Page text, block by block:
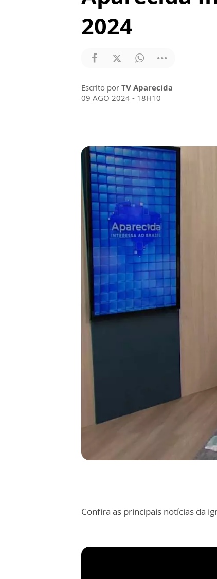
2024
Escrito por TV Aparecida
09 AGO 2024 - 18H10
Confira as principais notícias da